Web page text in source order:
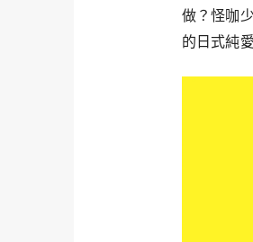
做？怪咖
的日式純